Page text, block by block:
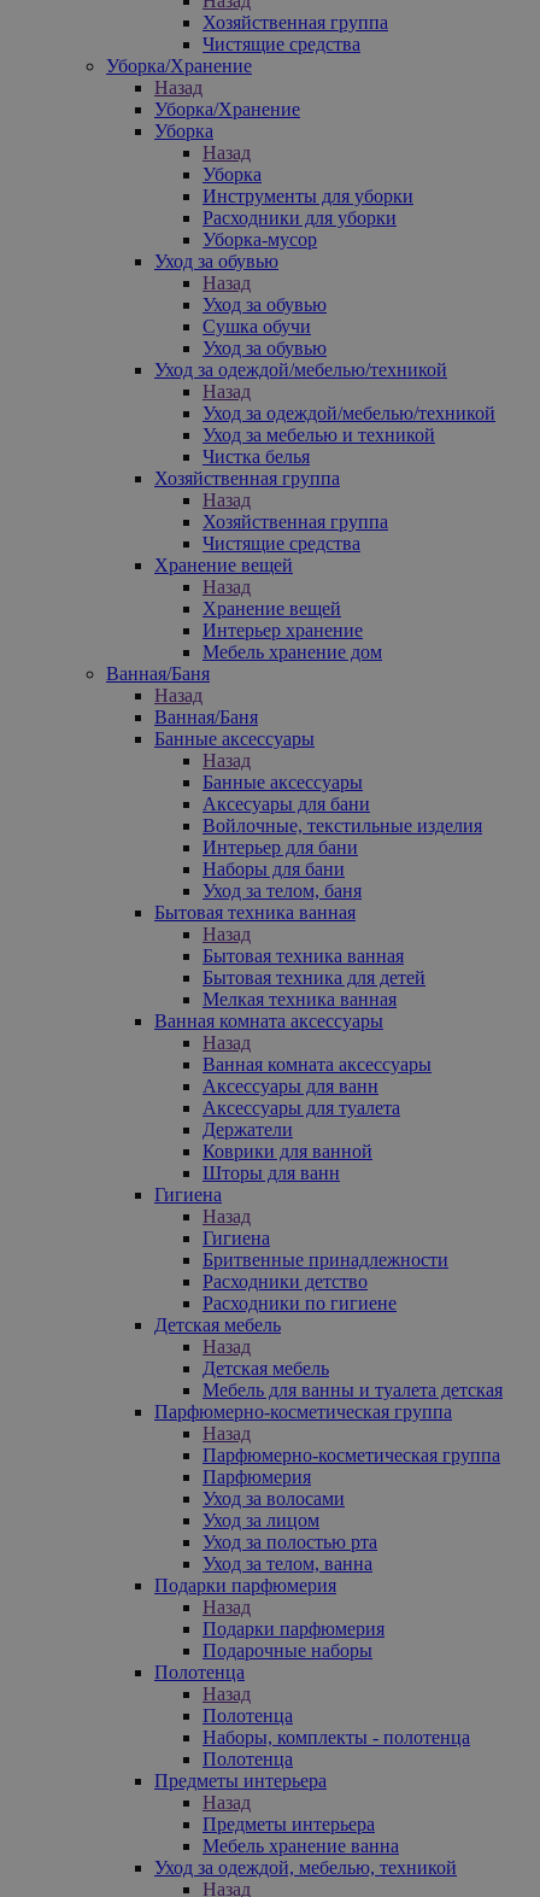
Хозяйственная группа
Чистящие средства
Уборка/Хранение
Назад
Уборка/Хранение
Уборка
Назад
Уборка
Инструменты для уборки
Расходники для уборки
Уборка-мусор
Уход за обувью
Назад
Уход за обувью
Сушка обучи
Уход за обувью
Уход за одеждой/мебелью/техникой
Назад
Уход за одеждой/мебелью/техникой
Уход за мебелью и техникой
Чистка белья
Хозяйственная группа
Назад
Хозяйственная группа
Чистящие средства
Хранение вещей
Назад
Хранение вещей
Интерьер хранение
Мебель хранение дом
Ванная/Баня
Назад
Ванная/Баня
Банные аксессуары
Назад
Банные аксессуары
Аксесуары для бани
Войлочные, текстильные изделия
Интерьер для бани
Наборы для бани
Уход за телом, баня
Бытовая техника ванная
Назад
Бытовая техника ванная
Бытовая техника для детей
Мелкая техника ванная
Ванная комната аксессуары
Назад
Ванная комната аксессуары
Аксессуары для ванн
Аксессуары для туалета
Держатели
Коврики для ванной
Шторы для ванн
Гигиена
Назад
Гигиена
Бритвенные принадлежности
Расходники детство
Расходники по гигиене
Детская мебель
Назад
Детская мебель
Мебель для ванны и туалета детская
Парфюмерно-косметическая группа
Назад
Парфюмерно-косметическая группа
Парфюмерия
Уход за волосами
Уход за лицом
Уход за полостью рта
Уход за телом, ванна
Подарки парфюмерия
Назад
Подарки парфюмерия
Подарочные наборы
Полотенца
Назад
Полотенца
Наборы, комплекты - полотенца
Полотенца
Предметы интерьера
Назад
Предметы интерьера
Мебель хранение ванна
Уход за одеждой, мебелью, техникой
Назад